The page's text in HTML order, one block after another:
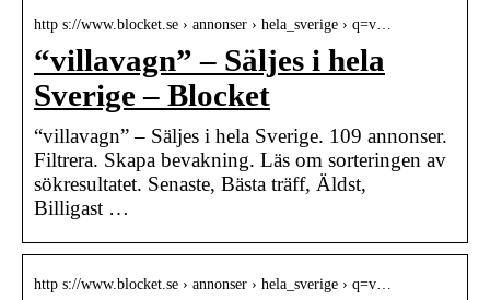
http s://www.blocket.se › annonser › hela_sverige › q=v…
“villavagn” – Säljes i hela
Sverige – Blocket
“villavagn” – Säljes i hela Sverige. 109 annonser.
Filtrera. Skapa bevakning. Läs om sorteringen av
sökresultatet. Senaste, Bästa träff, Äldst,
Billigast …
http s://www.blocket.se › annonser › hela_sverige › q=v…